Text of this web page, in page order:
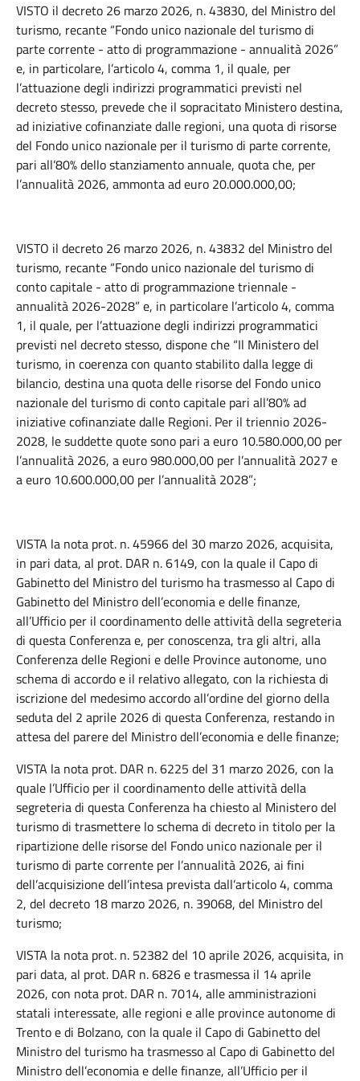
VISTO il decreto 26 marzo 2026, n. 43830, del Ministro del
turismo, recante “Fondo unico nazionale del turismo di
parte corrente - atto di programmazione - annualità 2026”
e, in particolare, l’articolo 4, comma 1, il quale, per
l’attuazione degli indirizzi programmatici previsti nel
decreto stesso, prevede che il sopracitato Ministero destina,
ad iniziative cofinanziate dalle regioni, una quota di risorse
del Fondo unico nazionale per il turismo di parte corrente,
pari all’80% dello stanziamento annuale, quota che, per
l’annualità 2026, ammonta ad euro 20.000.000,00;
VISTO il decreto 26 marzo 2026, n. 43832 del Ministro del
turismo, recante “Fondo unico nazionale del turismo di
conto capitale - atto di programmazione triennale -
annualità 2026-2028” e, in particolare l’articolo 4, comma
1, il quale, per l’attuazione degli indirizzi programmatici
previsti nel decreto stesso, dispone che “Il Ministero del
turismo, in coerenza con quanto stabilito dalla legge di
bilancio, destina una quota delle risorse del Fondo unico
nazionale del turismo di conto capitale pari all’80% ad
iniziative cofinanziate dalle Regioni. Per il triennio 2026-
2028, le suddette quote sono pari a euro 10.580.000,00 per
l’annualità 2026, a euro 980.000,00 per l’annualità 2027 e
a euro 10.600.000,00 per l’annualità 2028”;
VISTA la nota prot. n. 45966 del 30 marzo 2026, acquisita,
in pari data, al prot. DAR n. 6149, con la quale il Capo di
Gabinetto del Ministro del turismo ha trasmesso al Capo di
Gabinetto del Ministro dell’economia e delle finanze,
all’Ufficio per il coordinamento delle attività della segreteria
di questa Conferenza e, per conoscenza, tra gli altri, alla
Conferenza delle Regioni e delle Province autonome, uno
schema di accordo e il relativo allegato, con la richiesta di
iscrizione del medesimo accordo all’ordine del giorno della
seduta del 2 aprile 2026 di questa Conferenza, restando in
attesa del parere del Ministro dell’economia e delle finanze;
VISTA la nota prot. DAR n. 6225 del 31 marzo 2026, con la
quale l’Ufficio per il coordinamento delle attività della
segreteria di questa Conferenza ha chiesto al Ministero del
turismo di trasmettere lo schema di decreto in titolo per la
ripartizione delle risorse del Fondo unico nazionale per il
turismo di parte corrente per l’annualità 2026, ai fini
dell’acquisizione dell’intesa prevista dall’articolo 4, comma
2, del decreto 18 marzo 2026, n. 39068, del Ministro del
turismo;
VISTA la nota prot. n. 52382 del 10 aprile 2026, acquisita, in
pari data, al prot. DAR n. 6826 e trasmessa il 14 aprile
2026, con nota prot. DAR n. 7014, alle amministrazioni
statali interessate, alle regioni e alle province autonome di
Trento e di Bolzano, con la quale il Capo di Gabinetto del
Ministro del turismo ha trasmesso al Capo di Gabinetto del
Ministro dell’economia e delle finanze, all’Ufficio per il